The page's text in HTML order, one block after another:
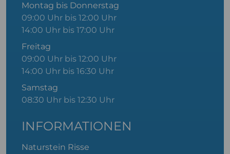
Montag bis Donnerstag
09:00 Uhr bis 12:00 Uhr
14:00 Uhr bis 17:00 Uhr
Freitag
09:00 Uhr bis 12:00 Uhr
14:00 Uhr bis 16:30 Uhr
Samstag
08:30 Uhr bis 12:30 Uhr
INFORMATIONEN
Naturstein Risse